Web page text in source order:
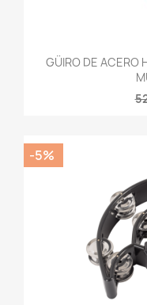
GÜIRO DE ACERO
-5%